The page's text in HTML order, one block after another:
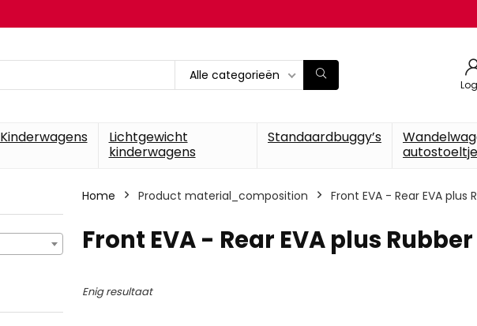
Alle categorieën
Kinderwagens
Lichtgewicht
kinderwagens
Standaardbuggy’s
Home Product material_composition ‎Front EVA - Rear EVA plus
‎Front EVA - Rear EVA plus Rubber
Enig resultaat